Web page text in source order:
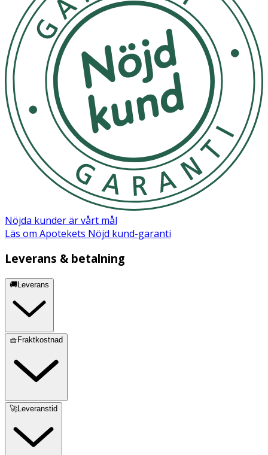
Förvaras torrt och i rumstemperatur.
OK för gravida och ammande:
Ja
Ingredienser:
ALCOHOL DENAT., AQUA/WATER/EAU,
PARFUM/FRAGRANCE, BRASSICA CAMPESTRIS
(RAPESEED)SEED OIL, ROSMARINUS OFFICINALIS
(ROSEMARY) LEAF EXTRACT, ALPHA-ISOMETHYL
IONONE, CITRAL, CITRONELLOL, COUMARIN, GERANIOL,
HYDROXYCITRONELLAL, LIMONENE, LINALOOL. May
contain traces of wheat / nuts.
Nöjda kunder är vårt mål
Läs om Apotekets Nöjd kund-garanti
Leverans & betalning
🚚Leverans
🧺Fraktkostnad
🚀Leveranstid